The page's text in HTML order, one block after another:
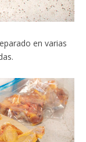
en varias